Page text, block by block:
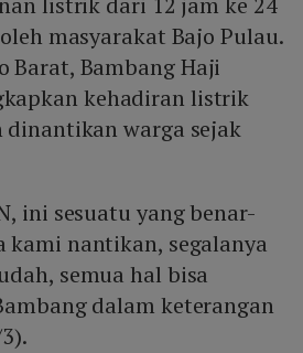
masyarakat Bajo Pulau.
Barat, Bambang Haji
kehadiran listrik
dinantikan warga sejak
ini sesuatu yang benar-
kami nantikan, segalanya
semua hal bisa
dalam keterangan